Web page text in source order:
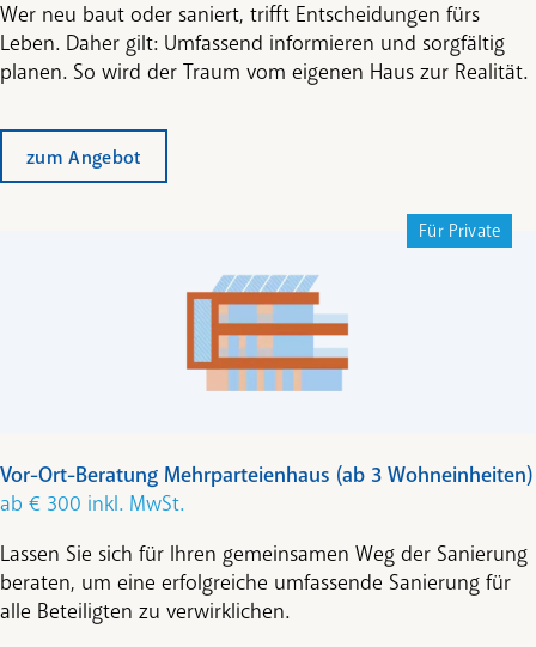
Wer neu baut oder saniert, trifft Entscheidungen fürs
Leben. Daher gilt: Umfassend informieren und sorgfältig
planen. So wird der Traum vom eigenen Haus zur Realität.
zum Angebot
Für Private
Vor-Ort-Beratung Mehrparteienhaus (ab 3 Wohneinheiten)
ab € 300 inkl. MwSt.
Lassen Sie sich für Ihren gemeinsamen Weg der Sanierung
beraten, um eine erfolgreiche umfassende Sanierung für
alle Beteiligten zu verwirklichen.